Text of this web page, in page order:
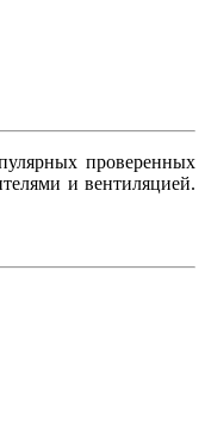
проверенных
и вентиляцией.